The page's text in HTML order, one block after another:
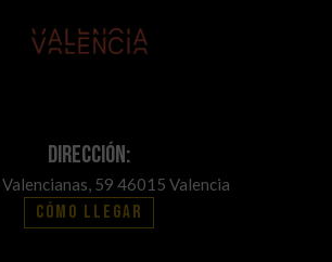
Dirección:
59 46015 Valencia
Cómo llegar